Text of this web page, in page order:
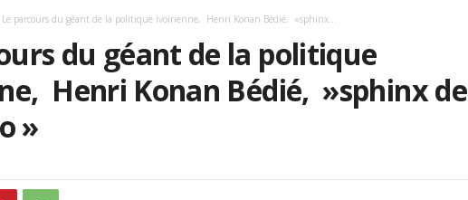
Le parcours du géant de la politique ivoirienne, Henri Konan Bédié, »sphinx...
du géant de la politique
Henri Konan Bédié, »sphinx de
»